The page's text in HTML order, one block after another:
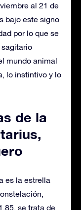
al 21 de
bajo este signo
por lo que se
mundo animal
lo instintivo y lo
de la
es la estrella
se trata de